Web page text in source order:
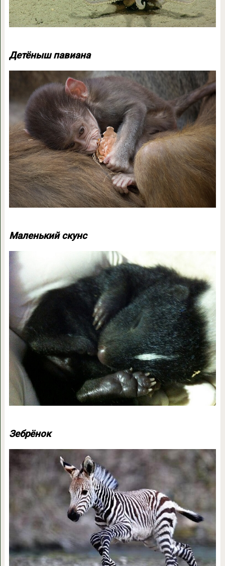
Детёныш павиана
Маленький скунс
Зебрёнок